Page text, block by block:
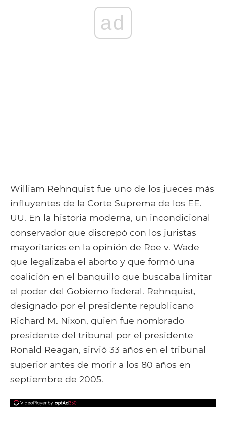
ad
William Rehnquist fue uno de los jueces más
influyentes de la Corte Suprema de los EE.
UU. En la historia moderna, un incondicional
conservador que discrepó con los juristas
mayoritarios en la opinión de Roe v. Wade
que legalizaba el aborto y que formó una
coalición en el banquillo que buscaba limitar
el poder del Gobierno federal. Rehnquist,
designado por el presidente republicano
Richard M. Nixon, quien fue nombrado
presidente del tribunal por el presidente
Ronald Reagan, sirvió 33 años en el tribunal
superior antes de morir a los 80 años en
septiembre de 2005.